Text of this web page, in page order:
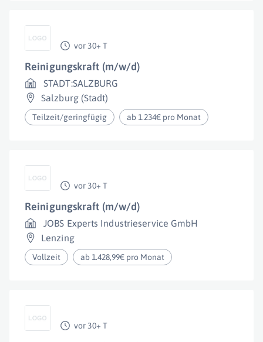
vor 30+ T
Reinigungskraft (m/w/d)
STADT:SALZBURG
Salzburg (Stadt)
Teilzeit/geringfügig ab 1.234€ pro Monat
vor 30+ T
Reinigungskraft (m/w/d)
JOBS Experts Industrieservice GmbH
Lenzing
Vollzeit ab 1.428,99€ pro Monat
vor 30+ T